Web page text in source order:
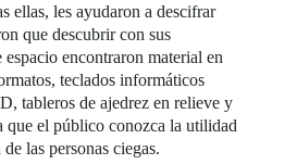
ellas, les ayudaron a descifrar
que descubrir con sus
encontraron material en
teclados informáticos
tableros de ajedrez en relieve y
que el público conozca la utilidad
las personas ciegas.